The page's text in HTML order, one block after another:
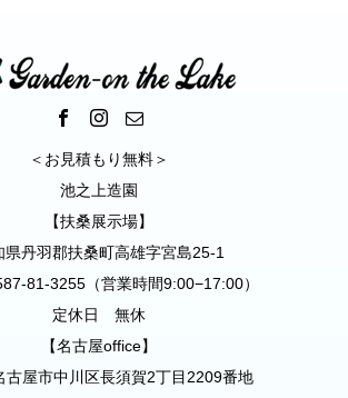
＜お見積もり無料＞
池之上造園
【扶桑展示場】
県丹羽郡扶桑町高雄字宮島25-1
81-3255（営業時間9:00−17:00）
定休日 無休
【名古屋office】
古屋市中川区長須賀2丁目2209番地